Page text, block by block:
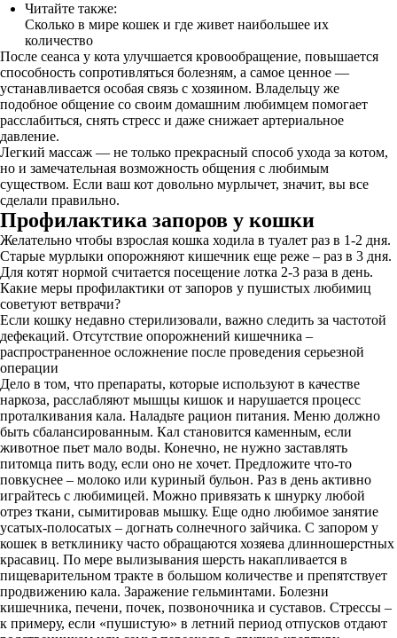
Читайте также:
Сколько в мире кошек и где живет наибольшее их
количество
После сеанса у кота улучшается кровообращение, повышается
способность сопротивляться болезням, а самое ценное —
устанавливается особая связь с хозяином. Владельцу же
подобное общение со своим домашним любимцем помогает
расслабиться, снять стресс и даже снижает артериальное
давление.
Легкий массаж — не только прекрасный способ ухода за котом,
но и замечательная возможность общения с любимым
существом. Если ваш кот довольно мурлычет, значит, вы все
сделали правильно.
Профилактика запоров у кошки
Желательно чтобы взрослая кошка ходила в туалет раз в 1-2 дня.
Старые мурлыки опорожняют кишечник еще реже – раз в 3 дня.
Для котят нормой считается посещение лотка 2-3 раза в день.
Какие меры профилактики от запоров у пушистых любимиц
советуют ветврачи?
Если кошку недавно стерилизовали, важно следить за частотой
дефекаций. Отсутствие опорожнений кишечника –
распространенное осложнение после проведения серьезной
операции
Дело в том, что препараты, которые используют в качестве
наркоза, расслабляют мышцы кишок и нарушается процесс
проталкивания кала. Наладьте рацион питания. Меню должно
быть сбалансированным. Кал становится каменным, если
животное пьет мало воды. Конечно, не нужно заставлять
питомца пить воду, если оно не хочет. Предложите что-то
повкуснее – молоко или куриный бульон. Раз в день активно
играйтесь с любимицей. Можно привязать к шнурку любой
отрез ткани, сымитировав мышку. Еще одно любимое занятие
усатых-полосатых – догнать солнечного зайчика. С запором у
кошек в ветклинику часто обращаются хозяева длинношерстных
красавиц. По мере вылизывания шерсть накапливается в
пищеварительном тракте в большом количестве и препятствует
продвижению кала. Заражение гельминтами. Болезни
кишечника, печени, почек, позвоночника и суставов. Стрессы –
к примеру, если «пушистую» в летний период отпусков отдают